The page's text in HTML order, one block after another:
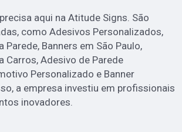
aqui na Atitude Signs. São
como Adesivos Personalizados,
Banners em São Paulo,
Carros, Adesivo de Parede
Personalizado e Banner
a empresa investiu em profissionais
inovadores.